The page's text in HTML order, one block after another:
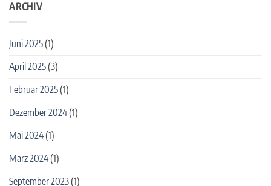
ARCHIV
Juni 2025(1)
April 2025(3)
Februar 2025(1)
Dezember 2024(1)
Mai 2024(1)
März 2024(1)
September 2023(1)